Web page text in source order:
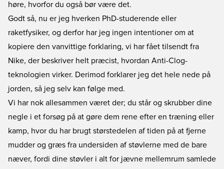
høre, hvorfor du også bør være det.
Godt så, nu er jeg hverken PhD-studerende eller
raketfysiker, og derfor har jeg ingen intentioner om at
kopiere den vanvittige forklaring, vi har fået tilsendt fra
Nike, der beskriver helt præcist, hvordan Anti-Clog-
teknologien virker. Derimod forklarer jeg det hele nede på
jorden, så jeg selv kan følge med.
Vi har nok allesammen været der; du står og skrubber dine
negle i et forsøg på at gøre dem rene efter en træning eller
kamp, hvor du har brugt størstedelen af tiden på at fjerne
mudder og græs fra undersiden af støvlerne med de bare
næver, fordi dine støvler i alt for jævne mellemrum samlede